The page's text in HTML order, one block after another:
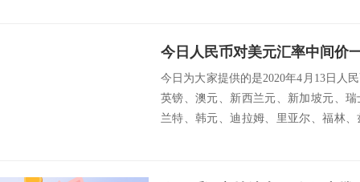
今日人民币对美元汇率中间价
今日为大家提供的是2020年4月13日人
英镑、澳元、新西兰元、新加坡元、
兰特、韩元、迪拉姆、里亚尔、福林